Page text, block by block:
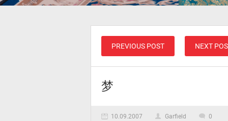
PREVIOUS POST NEXT
梦
10.09.2007 Garfield 0